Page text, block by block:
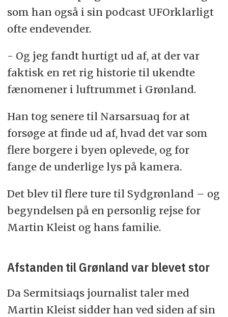
som han også i sin podcast UFOrklarligt
ofte endevender.
- Og jeg fandt hurtigt ud af, at der var
faktisk en ret rig historie til ukendte
fænomener i luftrummet i Grønland.
Han tog senere til Narsarsuaq for at
forsøge at finde ud af, hvad det var som
flere borgere i byen oplevede, og for
fange de underlige lys på kamera.
Det blev til flere ture til Sydgrønland – og
begyndelsen på en personlig rejse for
Martin Kleist og hans familie.
Afstanden til Grønland var blevet stor
Da Sermitsiaqs journalist taler med
Martin Kleist sidder han ved siden af sin